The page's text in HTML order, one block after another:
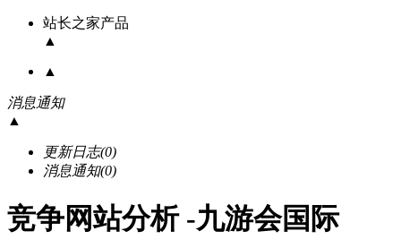
站长之家产品
▲
▲
消息通知
▲
更新日志(0)
消息通知(0)
竞争网站分析 -九游会国际